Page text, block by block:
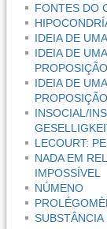
FONTES DO
IDEIA DE
IDEIA DE
PROPOSIÇÃO
IDEIA DE
PROPOSIÇÃO
INSOCIAL/
LECOURT:
NADA EM
IMPOSSÍVEL
NÚMENO
SUBSTÂNCIA